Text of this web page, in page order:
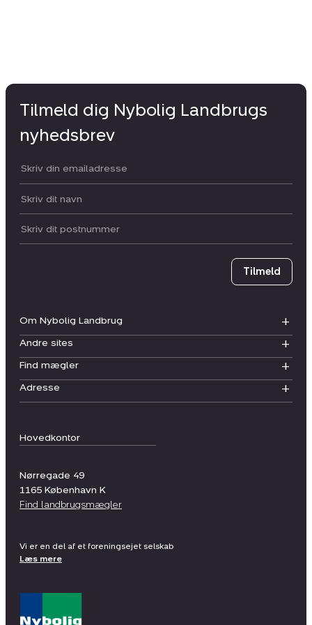
Hovedkontor
Nørregade 49
1165 København K
Find landbrugsmægler
Om Nybolig Landbrug
Andre sites
Find mægler
Adresse
Tilmeld dig Nybolig Landbrugs
nyhedsbrev
Din email:
Dit navn:
Postnummer
Tilmeld
Vi er en del af et foreningsejet selskab
Læs mere